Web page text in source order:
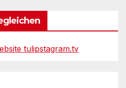
tulipstagram.tv